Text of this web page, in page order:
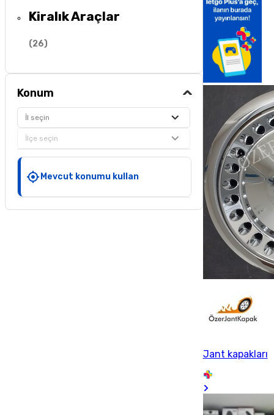
Kiralık Araçlar
(26)
Konum
İl seçin
İlçe seçin
Mevcut konumu kullan
Jant kapakları